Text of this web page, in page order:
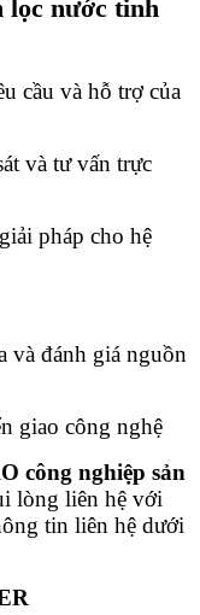
lọc nước tinh
cầu và hỗ trợ của
và tư vấn trực
pháp cho hệ
và đánh giá nguồn
giao công nghệ
công nghiệp sản
lòng liên hệ với
tin liên hệ dưới